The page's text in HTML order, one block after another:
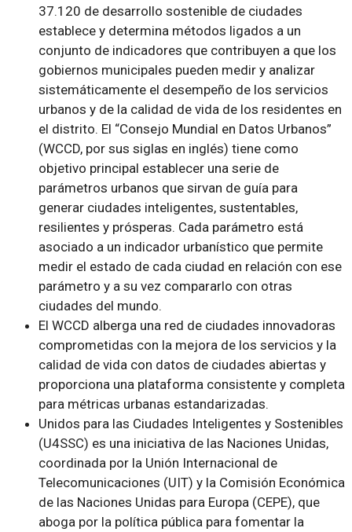
37.120 de desarrollo sostenible de ciudades
establece y determina métodos ligados a un
conjunto de indicadores que contribuyen a que los
gobiernos municipales pueden medir y analizar
sistemáticamente el desempeño de los servicios
urbanos y de la calidad de vida de los residentes en
el distrito. El “Consejo Mundial en Datos Urbanos”
(WCCD, por sus siglas en inglés) tiene como
objetivo principal establecer una serie de
parámetros urbanos que sirvan de guía para
generar ciudades inteligentes, sustentables,
resilientes y prósperas. Cada parámetro está
asociado a un indicador urbanístico que permite
medir el estado de cada ciudad en relación con ese
parámetro y a su vez compararlo con otras
ciudades del mundo.
El WCCD alberga una red de ciudades innovadoras
comprometidas con la mejora de los servicios y la
calidad de vida con datos de ciudades abiertas y
proporciona una plataforma consistente y completa
para métricas urbanas estandarizadas.
Unidos para las Ciudades Inteligentes y Sostenibles
(U4SSC) es una iniciativa de las Naciones Unidas,
coordinada por la Unión Internacional de
Telecomunicaciones (UIT) y la Comisión Económica
de las Naciones Unidas para Europa (CEPE), que
aboga por la política pública para fomentar la